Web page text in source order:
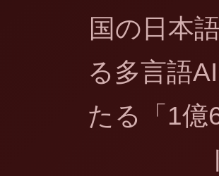
国の日本
る多言語
たる「1億